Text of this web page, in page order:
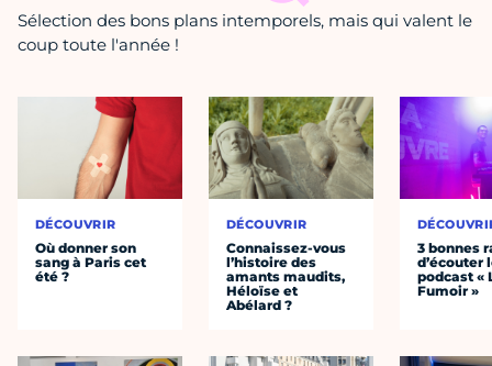
Sélection des bons plans intemporels, mais qui valent le
coup toute l'année !
DÉCOUVRIR
Où donner son
sang à Paris cet
été ?
DÉCOUVRIR
Connaissez-vous
l’histoire des
amants maudits,
Héloïse et
Abélard ?
3 bonnes
d’écouter
podcast «
Fumoir »